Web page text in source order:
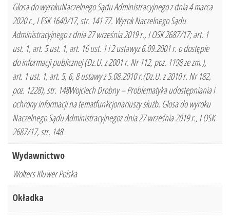
Glosa do wyrokuNaczelnego Sądu Administracyjnego z dnia 4 marca
2020 r., I FSK 1640/17, str. 141 77. Wyrok Naczelnego Sądu
Administracyjnego z dnia 27 września 2019 r., I OSK 2687/17; art. 1
ust. 1, art. 5 ust. 1, art. 16 ust. 1 i 2 ustawyz 6.09.2001 r. o dostępie
do informacji publicznej (Dz.U. z 2001 r. Nr 112, poz. 1198 ze zm.),
art. 1 ust. 1, art. 5, 6, 8 ustawy z 5.08.2010 r.(Dz.U. z 2010 r. Nr 182,
poz. 1228), str. 148Wojciech Drobny – Problematyka udostępniania i
ochrony informacji na tematfunkcjonariuszy służb. Glosa do wyroku
Naczelnego Sądu Administracyjnegoz dnia 27 września 2019 r., I OSK
2687/17, str. 148
Wydawnictwo
Wolters Kluwer Polska
Okładka